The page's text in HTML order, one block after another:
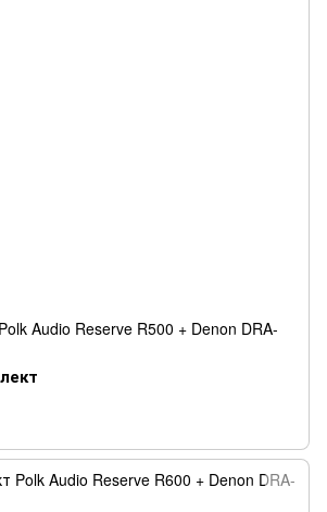
Audio Reserve R500 + Denon DRA-